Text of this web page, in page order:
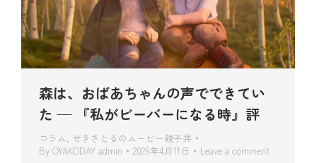
森は、おばあちゃんの声でできてい
た — 『私がビーバーになる時』評
コラム せきさとるのムービー親子丼
By OYAKODAY admin 2026年4月11日 Leave a comment